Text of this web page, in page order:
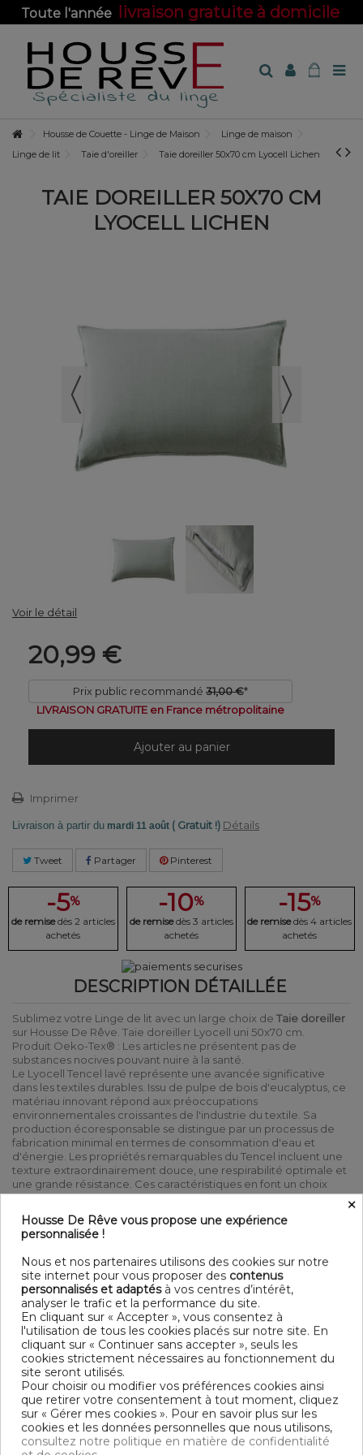
Toute l'année livraison gratuite à domicile
Housse de Couette - Linge de Maison
Linge de maison
Linge de lit
Taie d'oreiller Taie doreiller 50x70 cm Lyocell Lichen
TAIE DOREILLER 50X70 CM
LYOCELL LICHEN
Voir le détail
20,99 €
Prix public recommandé 31,00 €*
LIVRAISON GRATUITE en France métropolitaine
Ajouter au panier
Imprimer
Livraison à partir du mardi 11 août ( Gratuit !) Détails
Tweet Partager Pinterest
-5%
de remise dès 2 articles
achetés
-10%
de remise dès 3 articles
achetés
-15%
de remise dès 4 articles
achetés
DESCRIPTION DÉTAILLÉE
Sublimez votre Linge de lit avec un large choix de Taie doreiller
sur Housse De Rêve. Taie doreiller Lyocell uni 50x70 cm.
Produit Oeko-Tex® : Les articles ne présentent pas de
substances nocives pouvant nuire à la santé.
Le Lyocell Tencel lavé représente une avancée significative
dans les textiles durables. Issu de pulpe de bois d'eucalyptus, ce
matériau innovant répond aux préoccupations
environnementales croissantes de l'industrie du textile. Sa
production écoresponsable se distingue par un processus de
fabrication minimal en termes de consommation d'eau et
d'énergie. Les propriétés remarquables du Tencel incluent une
texture extraordinairement douce, une respirabilité optimale et
une grande résistance. Ces caractéristiques en font un choix
privilégié pour les consommateurs soucieux de
performance technique et engagement écologique.
Laver votre linge sur l'envers afin de protéger les couleurs
100% Lyocell Tencel lavé - 320 TC - 135 GSM 50 x 70 cm
Ouverture avec zip - Volant plat Lavable à 30° C (avec des
couleurs similaires) - Repassage à basse température -
Sèche linge modéré possible
Contenu
+ 1 taie d'oreiller 50x70 cm
DESCRIPTIF TECHNIQUE
Certification Oeko-Tex®
×
Housse De Rêve vous propose une expérience
personnalisée !
Nous et nos partenaires utilisons des cookies sur notre
site internet pour vous proposer des contenus
personnalisés et adaptésà vos centres d’intérêt,
analyser le trafic et la performance du site.
En cliquant sur « Accepter », vous consentez à
l'utilisation de tous les cookies placés sur notre site. En
cliquant sur « Continuer sans accepter », seuls les
cookies strictement nécessaires au fonctionnement du
site seront utilisés.
Pour choisir ou modifier vos préférences cookies ainsi
que retirer votre consentement à tout moment, cliquez
sur « Gérer mes cookies ». Pour en savoir plus sur les
cookies et les données personnelles que nous utilisons,
consultez notre politique en matière de confidentialité